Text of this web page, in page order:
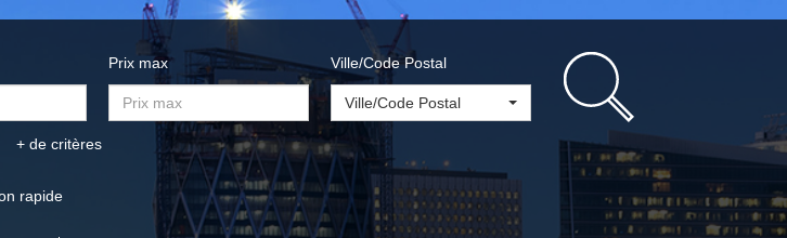
Prix max Ville/Code Postal
Ville/Code Postal
+ de critères
rapide